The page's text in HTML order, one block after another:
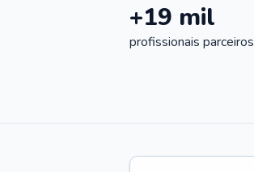
+19 mil
profissionais parceiros